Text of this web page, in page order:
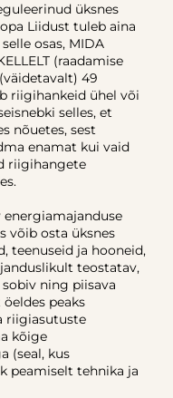
üksnes
Liidust tuleb aina
osas, MIDA
(raadamise
49
riigihankeid ühel või
selles, et
nõuetes, sest
enamat kui vaid
riigihangete
energiamajanduse
võib osta üksnes
teenuseid ja hooneid,
teostatav,
ning piisava
peaks
riigiasutuste
kõige
(seal, kus
peamiselt tehnika ja